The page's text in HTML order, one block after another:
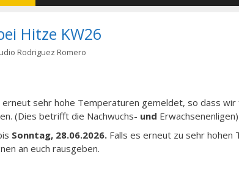
Hitze KW26
Rodriguez Romero
erneut sehr hohe Temperaturen gemeldet, so dass
(Dies betrifft die Nachwuchs- und Erwachsenenligen)
Sonntag, 28.06.2026. Falls es erneut zu sehr
an euch rausgeben.